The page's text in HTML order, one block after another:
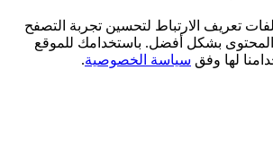
الارتباط لتحسين تجربة التصفح
بشكل أفضل. باستخدامك للموقع
وفقسياسة الخصوصية.